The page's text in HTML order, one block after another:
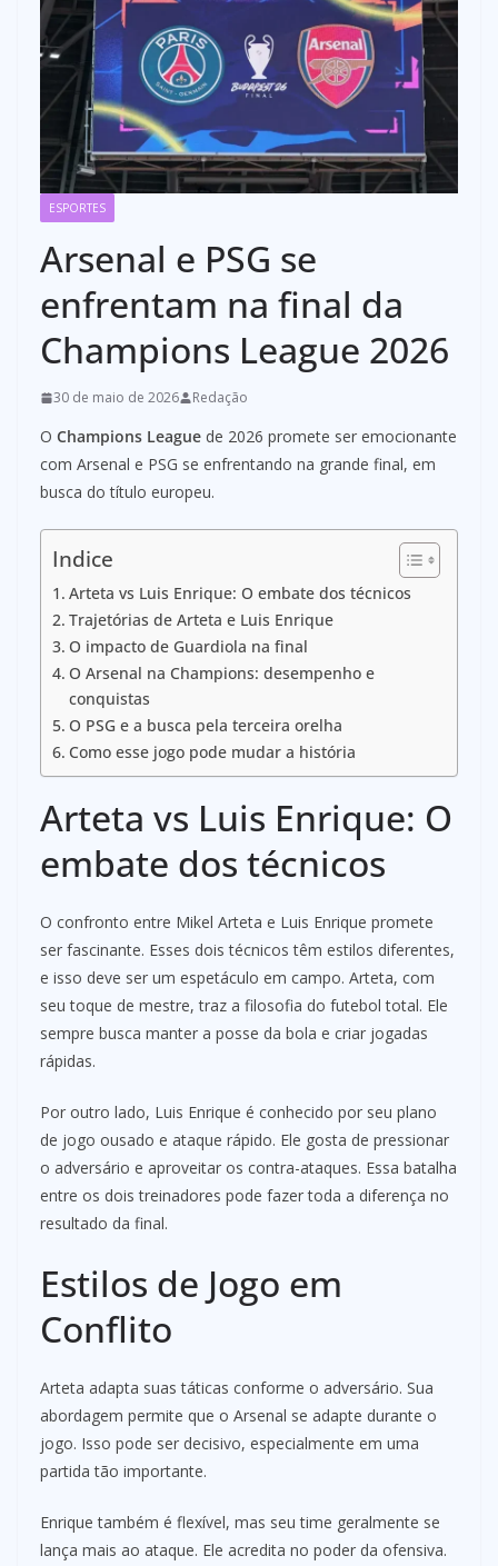
ESPORTES
Arsenal e PSG se
enfrentam na final da
Champions League 2026
30 de maio de 2026 Redação
O Champions League de 2026 promete ser emocionante
com Arsenal e PSG se enfrentando na grande final, em
busca do título europeu.
Indice
Arteta vs Luis Enrique: O embate dos técnicos
Trajetórias de Arteta e Luis Enrique
O impacto de Guardiola na final
O Arsenal na Champions: desempenho e
conquistas
O PSG e a busca pela terceira orelha
Como esse jogo pode mudar a história
Arteta vs Luis Enrique: O
embate dos técnicos
O confronto entre Mikel Arteta e Luis Enrique promete
ser fascinante. Esses dois técnicos têm estilos diferentes,
e isso deve ser um espetáculo em campo. Arteta, com
seu toque de mestre, traz a filosofia do futebol total. Ele
sempre busca manter a posse da bola e criar jogadas
rápidas.
Por outro lado, Luis Enrique é conhecido por seu plano
de jogo ousado e ataque rápido. Ele gosta de pressionar
o adversário e aproveitar os contra-ataques. Essa batalha
entre os dois treinadores pode fazer toda a diferença no
resultado da final.
Estilos de Jogo em
Conflito
Arteta adapta suas táticas conforme o adversário. Sua
abordagem permite que o Arsenal se adapte durante o
jogo. Isso pode ser decisivo, especialmente em uma
partida tão importante.
Enrique também é flexível, mas seu time geralmente se
lança mais ao ataque. Ele acredita no poder da ofensiva.